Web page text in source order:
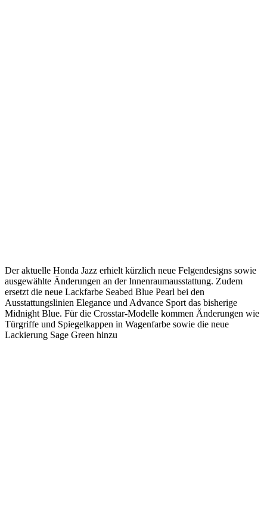
Der aktuelle Honda Jazz erhielt kürzlich neue Felgendesigns sowie
ausgewählte Änderungen an der Innenraumausstattung. Zudem
ersetzt die neue Lackfarbe Seabed Blue Pearl bei den
Ausstattungslinien Elegance und Advance Sport das bisherige
Midnight Blue. Für die Crosstar‑Modelle kommen Änderungen wie
Türgriffe und Spiegelkappen in Wagenfarbe sowie die neue
Lackierung Sage Green hinzu